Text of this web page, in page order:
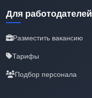
Для работодателей
Разместить вакансию
Тарифы
Подбор персонала